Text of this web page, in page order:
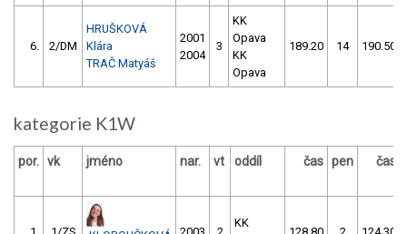
6. 2/DM
HRUŠKOVÁ
Klára
TRAČ Matyáš
2001
2004
3
KK
Opava
KK
Opava
189.20 14 190.50
kategorie K1W
por. vk jméno nar. vt oddíl čas pen čas
KK